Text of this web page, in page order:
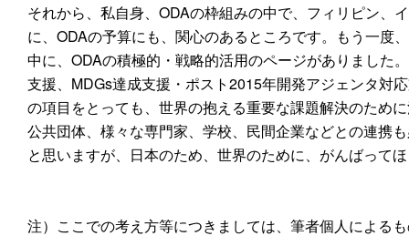
それから、私自身、ODAの枠組みの中で、フィリピン、
に、ODAの予算にも、関心のあるところです。もう一度、
中に、ODAの積極的・戦略的活用のページがありました
支援、MDGs達成支援・ポスト2015年開発アジェンタ対
の項目をとっても、世界の抱える重要な課題解決のため
公共団体、様々な専門家、学校、民間企業などとの連携
と思いますが、日本のため、世界のために、がんばって
注）ここでの考え方等につきましては、筆者個人による